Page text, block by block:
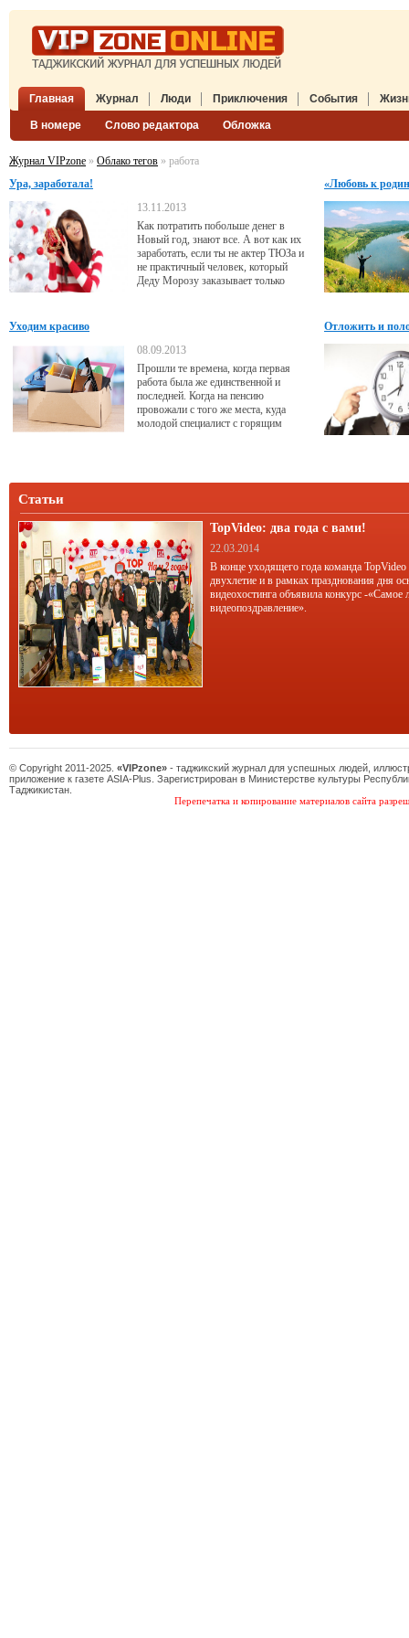
Главная Журнал
В номере Слово редактора Обложка
Люди Приключения События
Журнал VIPzone » Облако тегов » работа
Ура, заработала!
13.11.2013
Как потратить побольше денег в
Новый год, знают все. А вот как их
заработать, если ты не актер ТЮЗа и
не практичный человек, который
Деду Морозу заказывает только
«Любовь к
Уходим красиво
08.09.2013
Прошли те времена, когда первая
работа была же единственной и
последней. Когда на пенсию
провожали с того же места, куда
молодой специалист с горящим
карьерного роста – мы меняем
работу, оставляя за
Отложить и
Статьи
TopVideo: два года с вами!
22.03.2014
В конце уходящего года команда TopVideo
двухлетие и в рамках празднования дня
видеохостинга объявила конкурс -«Самое
видеопоздравление».
© Copyright 2011-2025. «VIPzone» - таджикский журнал для успешных людей,
приложение к газете ASIA-Plus. Зарегистрирован в Министерстве культуры
Таджикистан.
Перепечатка и копирование материалов сайта